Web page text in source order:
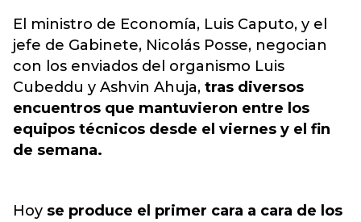
El ministro de Economía, Luis Caputo, y el
jefe de Gabinete, Nicolás Posse, negocian
con los enviados del organismo Luis
Cubeddu y Ashvin Ahuja, tras diversos
encuentros que mantuvieron entre los
equipos técnicos desde el viernes y el fin
de semana.
Hoy se produce el primer cara a cara de los